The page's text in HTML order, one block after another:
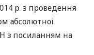
р. з проведення
абсолютної
з посиланням на